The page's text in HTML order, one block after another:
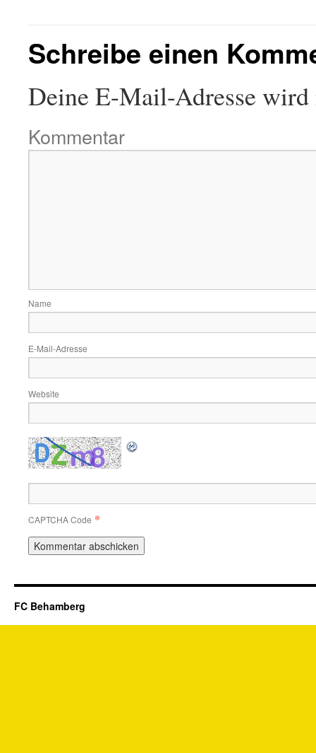
Schreibe einen
Deine E-Mail-Adresse
Kommentar
Name
E-Mail-Adresse
Website
CAPTCHA Code *
FC Behamberg